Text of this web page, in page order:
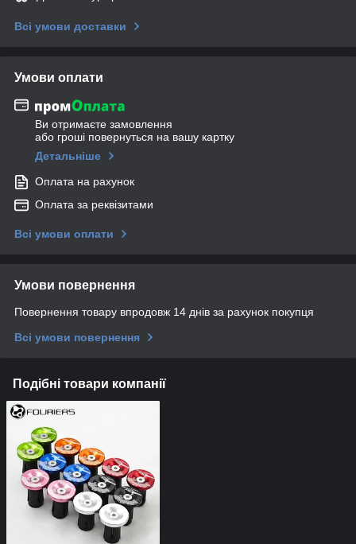
Всі умови доставки
Умови оплати
Ви отримаєте замовлення
або гроші повернуться на вашу картку
Детальніше
Оплата на рахунок
Оплата за реквізитами
Всі умови оплати
Умови повернення
Повернення товару впродовж 14 днів за рахунок покупця
Всі умови повернення
Подібні товари компанії